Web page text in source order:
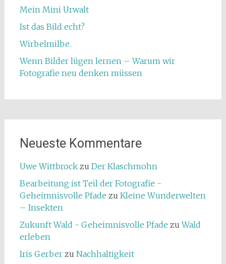
Mein Mini Urwalt
Ist das Bild echt?
Wirbelmilbe.
Wenn Bilder lügen lernen – Warum wir
Fotografie neu denken müssen
Neueste Kommentare
Uwe Wittbrockzu Der Klaschmohn
Bearbeitung ist Teil der Fotografie -
Geheimnisvolle Pfade zu Kleine Wunderwelten
– Insekten
Zukunft Wald - Geheimnisvolle Pfade zuWald
erleben
Iris Gerberzu Nachhaltigkeit